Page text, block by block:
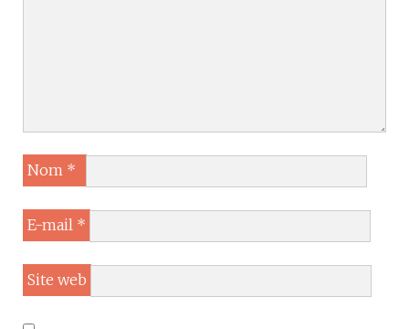
Nom *
E-mail *
Site web